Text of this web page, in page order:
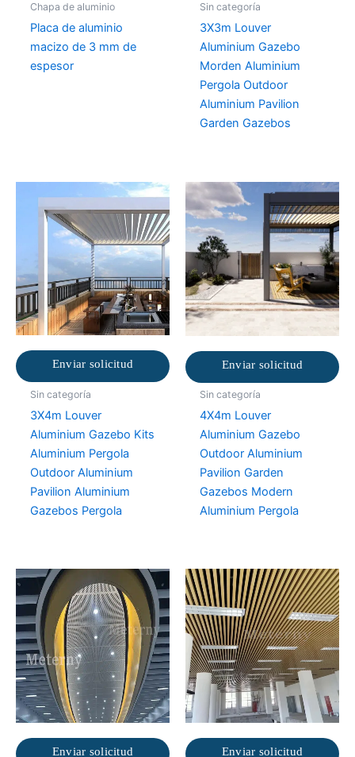
Chapa de aluminio
Placa de aluminio
macizo de 3 mm de
espesor
Sin categoría
3X3m Louver
Aluminium Gazebo
Morden Aluminium
Pergola Outdoor
Aluminium Pavilion
Garden Gazebos
Enviar solicitud
Sin categoría
3X4m Louver
Aluminium Gazebo Kits
Aluminium Pergola
Outdoor Aluminium
Pavilion Aluminium
Gazebos Pergola
Enviar solicitud
Sin categoría
4X4m Louver
Aluminium Gazebo
Outdoor Aluminium
Pavilion Garden
Gazebos Modern
Aluminium Pergola
Enviar solicitud Enviar solicitud